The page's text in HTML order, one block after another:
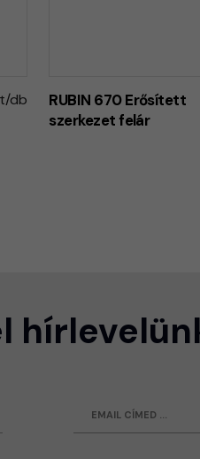
db
RUBIN 670 Erősített
szerkezet felár